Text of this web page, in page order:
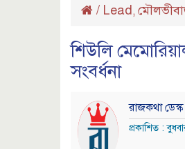
/ Lead,
শিউলি
সংবর্ধনা
রাজকথা
প্রকাশিত :